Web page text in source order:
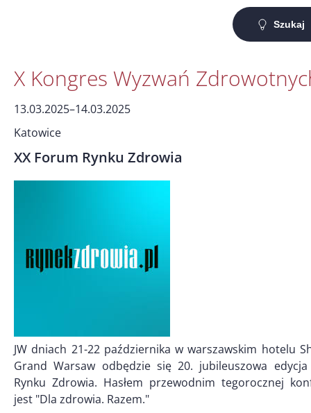
Szukaj
X Kongres Wyzwań
13.03.2025–14.03.2025
Katowice
XX Forum Rynku Zdrowia
JW dniach 21-22 października w warszawskim hotelu
Grand Warsaw odbędzie się 20. jubileuszowa
Rynku Zdrowia. Hasłem przewodnim tegorocznej
jest "Dla zdrowia. Razem."